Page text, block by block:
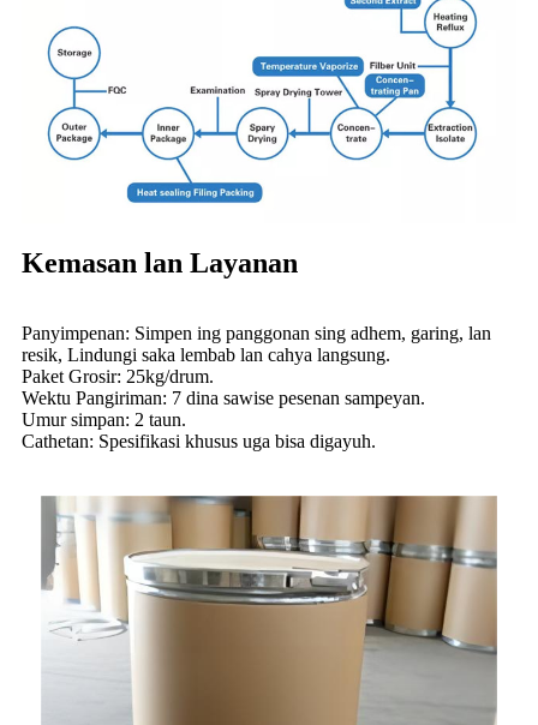
Kemasan lan Layanan
Panyimpenan: Simpen ing panggonan sing adhem, garing, lan
resik, Lindungi saka lembab lan cahya langsung.
Paket Grosir: 25kg/drum.
Wektu Pangiriman: 7 dina sawise pesenan sampeyan.
Umur simpan: 2 taun.
Cathetan: Spesifikasi khusus uga bisa digayuh.